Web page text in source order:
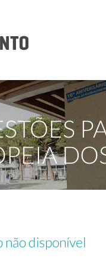
não disponível